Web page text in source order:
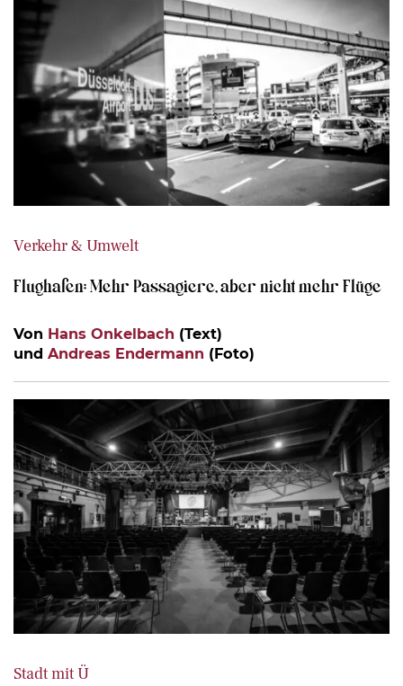
Verkehr & Umwelt
Flughafen: Mehr Passagiere, aber nicht mehr Flüge
Von Hans Onkelbach (Text)
und Andreas Endermann (Foto)
Stadt mit Ü